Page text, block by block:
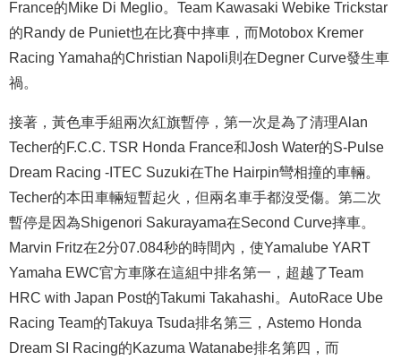
France的Mike Di Meglio。Team Kawasaki Webike Trickstar
的Randy de Puniet也在比賽中摔車，而Motobox Kremer
Racing Yamaha的Christian Napoli則在Degner Curve發生車
禍。
接著，黃色車手組兩次紅旗暫停，第一次是為了清理Alan
Techer的F.C.C. TSR Honda France和Josh Water的S-Pulse
Dream Racing -ITEC Suzuki在The Hairpin彎相撞的車輛。
Techer的本田車輛短暫起火，但兩名車手都沒受傷。第二次
暫停是因為Shigenori Sakurayama在Second Curve摔車。
Marvin Fritz在2分07.084秒的時間內，使Yamalube YART
Yamaha EWC官方車隊在這組中排名第一，超越了Team
HRC with Japan Post的Takumi Takahashi。AutoRace Ube
Racing Team的Takuya Tsuda排名第三，Astemo Honda
Dream SI Racing的Kazuma Watanabe排名第四，而